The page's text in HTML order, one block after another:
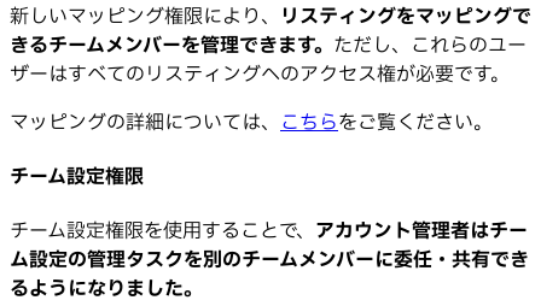
新しいマッピング権限により、 リスティングをマッピングで
きるチームメンバーを管理できます。 ただし、これらのユー
ザーはすべてのリスティングへのアクセス権が必要です。
マッピングの詳細については、 こちらをご覧ください。
チーム設定権限
チーム設定権限を使用することで、 アカウント管理者はチー
ム設定の管理タスクを別のチームメンバーに委任・共有でき
るようになりました。